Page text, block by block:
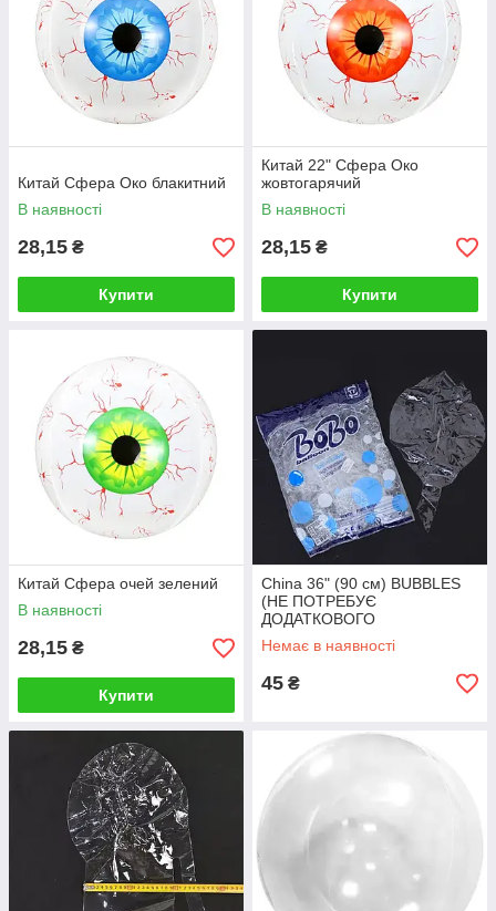
Китай Сфера Око блакитний
В наявності
28,15 ₴
Купити
Китай 22" Сфера Око
жовтогарячий
В наявності
28,15 ₴
Купити
Китай Сфера очей зелений
В наявності
28,15 ₴
Купити
China 36" (90 см) BUBBLES
(НЕ ПОТРЕБУЄ
ДОДАТКОВОГО
РОЗТЯГУВАННЯ)
Немає в наявності
45 ₴